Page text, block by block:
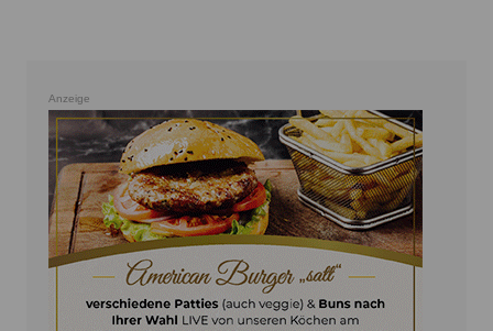
Anzeige